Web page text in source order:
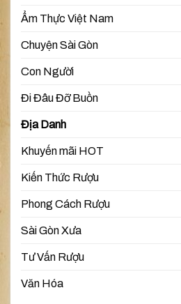
Ẩm Thực Việt Nam
Chuyện Sài Gòn
Con Người
Đi Đâu Đỡ Buồn
Địa Danh
Khuyến mãi HOT
Kiến Thức Rượu
Phong Cách Rượu
Sài Gòn Xưa
Tư Vấn Rượu
Văn Hóa